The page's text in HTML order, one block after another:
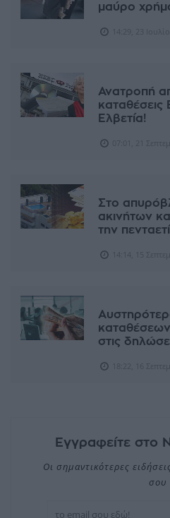
μαύρο
Ανατροπή
Ελβετία!
Στο
ακινήτων
την
στις
Εγγραφείτε στο
Οι σημαντικότερες
σου